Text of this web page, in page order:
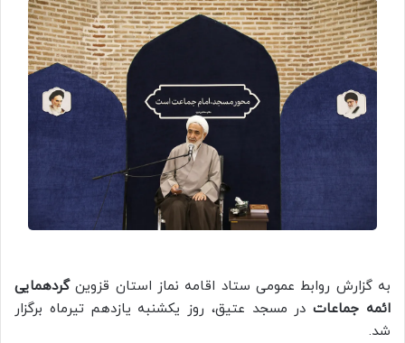
به گزارش روابط عمومی ستاد اقامه نماز استان قزوینگردهمایی
ائمه جماعاتدر مسجد عتیق، روز یکشنبه یازدهم تیرماه برگزار
شد.